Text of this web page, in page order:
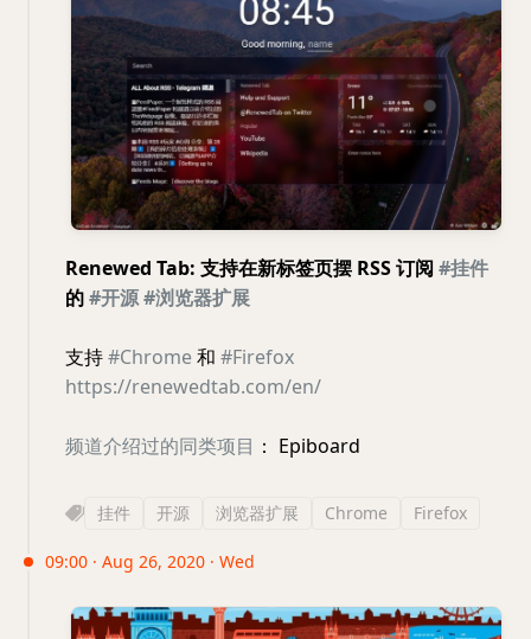
Renewed Tab: 支持在新标签页摆 RSS 订阅 #挂件
的#开源#浏览器扩展
支持#Chrome和 #Firefox
https://renewedtab.com/en/
频道介绍过的同类项目 ： Epiboard
挂件 开源 浏览器扩展 Chrome Firefox
09:00 · Aug 26, 2020 · Wed